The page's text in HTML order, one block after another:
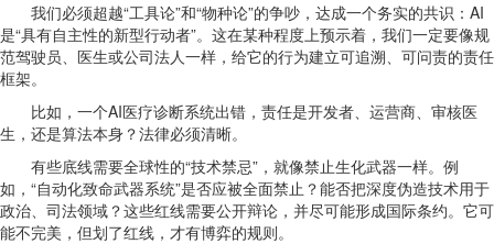
我们必须超越“工具论”和“物种论”的争吵，达成一个务实的共识：AI
是“具有自主性的新型行动者”。这在某种程度上预示着，我们一定要像规
范驾驶员、医生或公司法人一样，给它的行为建立可追溯、可问责的责任
框架。
比如，一个AI医疗诊断系统出错，责任是开发者、运营商、审核医
生，还是算法本身？法律必须清晰。
有些底线需要全球性的“技术禁忌”，就像禁止生化武器一样。例
如，“自动化致命武器系统”是否应被全面禁止？能否把深度伪造技术用于
政治、司法领域？这些红线需要公开辩论，并尽可能形成国际条约。它可
能不完美，但划了红线，才有博弈的规则。